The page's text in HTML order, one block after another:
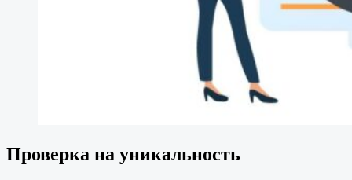
Проверка на уникальность